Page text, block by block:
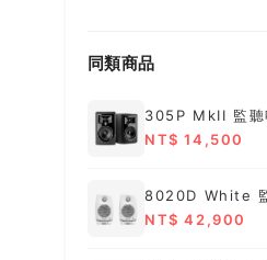
同類商品
305P MkII 監聽
NT$ 14,500
8020D White
NT$ 42,900